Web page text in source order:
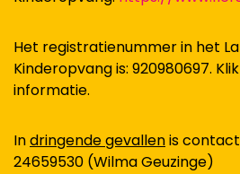
Het registratienummer in het
Kinderopvang is: 920980697. Klik
informatie.
Indringende gevallenis
24659530 (Wilma Geuzinge)